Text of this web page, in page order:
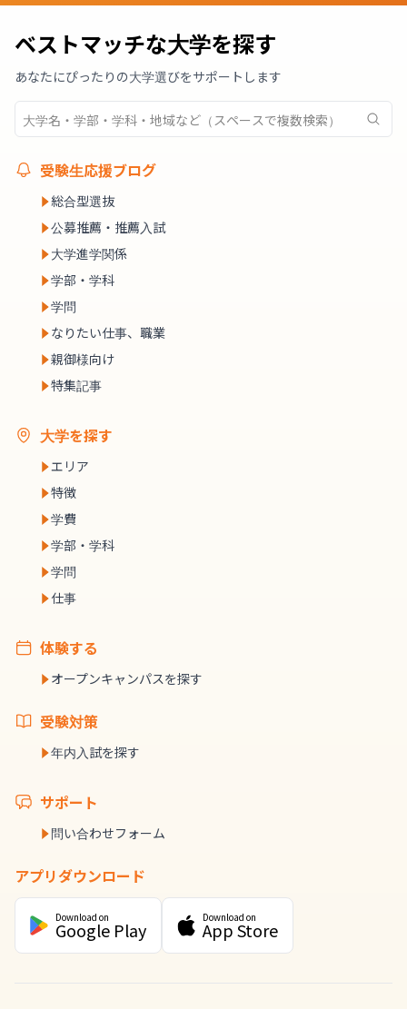
ベストマッチな大学を探す
あなたにぴったりの大学選びをサポートします
受験生応援ブログ
総合型選抜
公募推薦・推薦入試
大学進学関係
学部・学科
学問
なりたい仕事、職業
親御様向け
特集記事
大学を探す
エリア
特徴
学費
学部・学科
学問
仕事
体験する
オープンキャンパスを探す
受験対策
年内入試を探す
サポート
問い合わせフォーム
アプリダウンロード
Download on
Google Play
Download on
App Store